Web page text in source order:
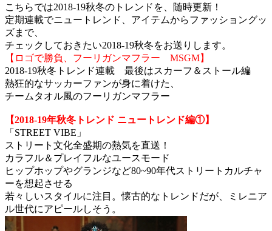
こちらでは2018-19秋冬のトレンドを、随時更新！
定期連載でニュートレンド、アイテムからファッショングッ
ズまで、
チェックしておきたい2018-19秋冬をお送りします。
【ロゴで勝負、フーリガンマフラー MSGM】
2018-19秋冬トレンド連載 最後はスカーフ＆ストール編
熱狂的なサッカーファンが身に着けた、
チームタオル風のフーリガンマフラー
【2018-19年秋冬トレンド ニュートレンド編①】
「STREET VIBE」
ストリート文化全盛期の熱気を直送！
カラフル＆プレイフルなユースモード
ヒップホップやグランジなど80~90年代ストリートカルチャ
ーを想起させる
若々しいスタイルに注目。懐古的なトレンドだが、ミレニア
ル世代にアピールしそう。